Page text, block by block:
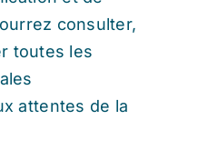
consulter,
toutes les
attentes de la